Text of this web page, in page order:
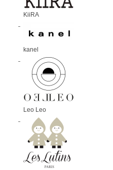
KiiRA
kanel
Leo Leo